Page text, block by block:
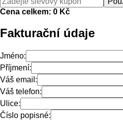
Cena celkem: 0 Kč
Fakturační údaje
Jméno:
Příjmení:
Váš email:
Váš telefon:
Ulice:
Číslo popisné: